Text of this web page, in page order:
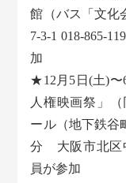
館（バス「文
7-3-1 018-865-
加
★12月5日(土)〜
人権映画祭」
ール（地下鉄谷
分 大阪市北区
員が参加